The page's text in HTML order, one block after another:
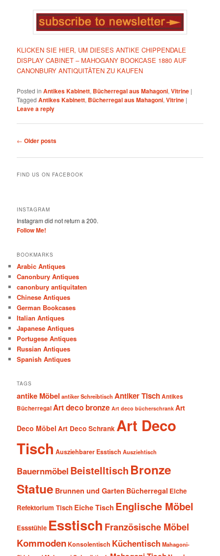
KLICKEN SIE HIER, UM DIESES ANTIKE CHIPPENDALE
DISPLAY CABINET – MAHOGANY BOOKCASE 1880 AUF
CANONBURY ANTIQUITÄTEN ZU KAUFEN
Posted in Antikes Kabinett, Bücherregal aus Mahagoni,Vitrine |
Tagged Antikes Kabinett, Bücherregal aus Mahagoni,Vitrine |
Leave a reply
Post
← Older posts
FIND US ON FACEBOOK
INSTAGRAM
Instagram did not return a 200.
Follow Me!
BOOKMARKS
Arabic Antiques
Canonbury Antiques
canonbury antiquitaten
Chinese Antiques
German Bookcases
Italian Antiques
Japanese Antiques
Portugese Antiques
Russian Antiques
Spanish Antiques
TAGS
antike Möbel antiker Schreibtisch Antiker TischAntikes
BücherregalArt deco bronze Art deco bücherschrank Art
Deco Möbel Art Deco Schrank Art Deco
Tisch Ausziehbarer Esstisch Ausziehtisch
Bauernmöbel Beistelltisch Bronze
Statue Brunnen und Garten Bücherregal Eiche
Refektorium Tisch Eiche Tisch Englische Möbel
Essstühle Esstisch Französische Möbel
Kommoden Konsolentisch Küchentisch Mahagoni-